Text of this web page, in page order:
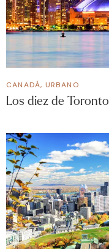
CANADÁ, URBANO
Los diez de Toronto